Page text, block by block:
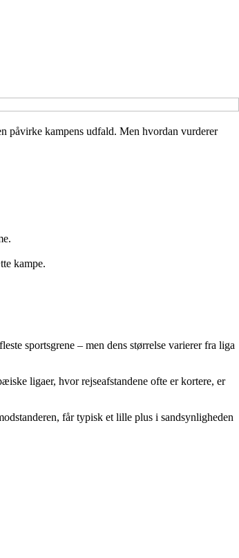
påvirke kampens udfald. Men hvordan vurderer
kampe.
sportsgrene – men dens størrelse varierer fra liga
ligaer, hvor rejseafstandene ofte er kortere, er
får typisk et lille plus i sandsynligheden